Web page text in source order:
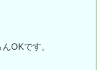
OKです。